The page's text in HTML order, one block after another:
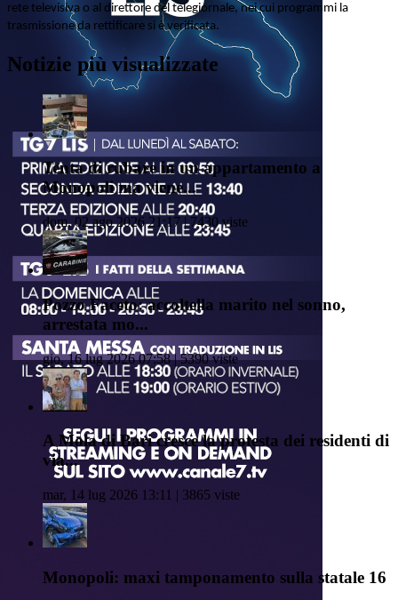
rete televisiva o al direttore del telegiornale, nei cui programmi la
trasmissione da rettificare si è verificata.
Notizie più visualizzate
Tenta di rubare in un appartamento a
Monopoli ma viene...
dom, 02 ago 2026 21:17 | 7430 viste
Pozzo Faceto: accoltella marito nel sonno,
arrestata mo...
gio, 16 lug 2026 07:58 | 5390 viste
A Mola di Bari cresce la protesta dei residenti di
via...
mar, 14 lug 2026 13:11 | 3865 viste
Monopoli: maxi tamponamento sulla statale 16